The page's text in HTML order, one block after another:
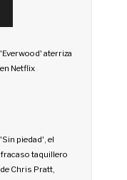
'Everwood' aterriza
en Netflix
'Sin piedad', el
fracaso taquillero
de Chris Pratt,